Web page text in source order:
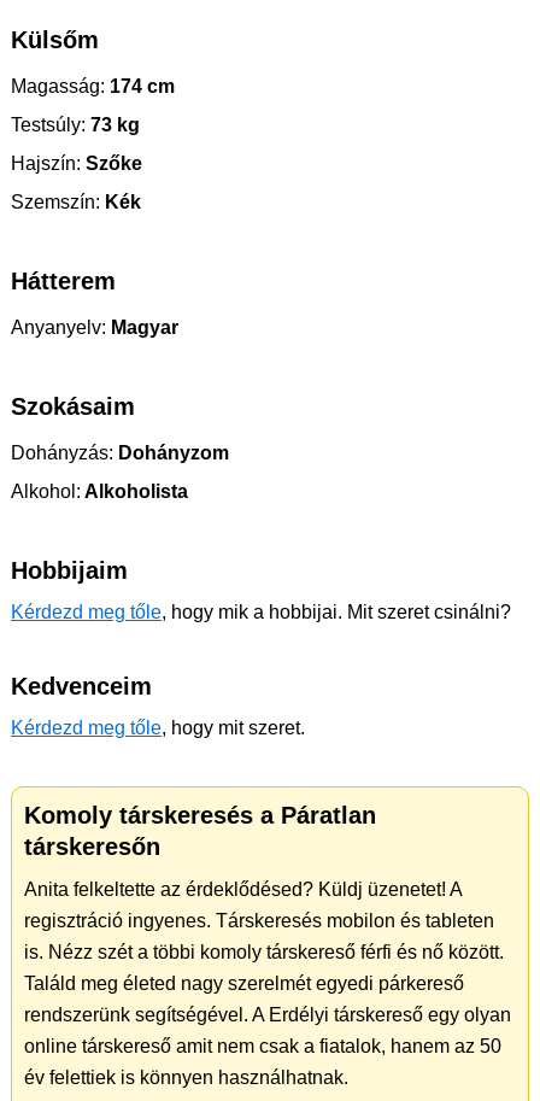
Külsőm
Magasság: 174 cm
Testsúly: 73 kg
Hajszín: Szőke
Szemszín: Kék
Hátterem
Anyanyelv: Magyar
Szokásaim
Dohányzás: Dohányzom
Alkohol: Alkoholista
Hobbijaim
Kérdezd meg tőle, hogy mik a hobbijai. Mit szeret csinálni?
Kedvenceim
Kérdezd meg tőle, hogy mit szeret.
Komoly társkeresés a Páratlan
társkeresőn
Anita felkeltette az érdeklődésed? Küldj üzenetet! A
regisztráció ingyenes. Társkeresés mobilon és tableten
is. Nézz szét a többi komoly társkereső férfi és nő között.
Találd meg életed nagy szerelmét egyedi párkereső
rendszerünk segítségével. A Erdélyi társkereső egy olyan
online társkereső amit nem csak a fiatalok, hanem az 50
év felettiek is könnyen használhatnak.